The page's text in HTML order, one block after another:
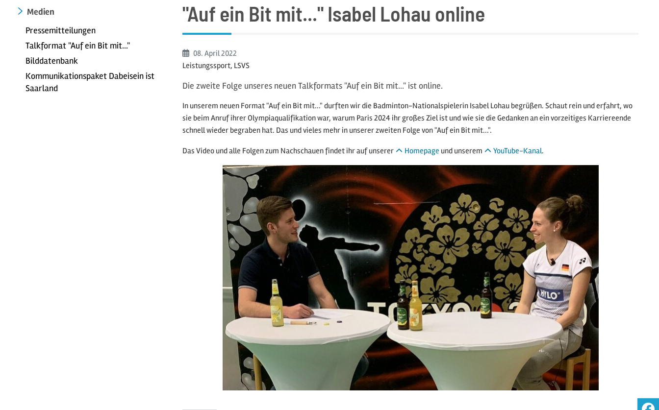
Medien
Pressemitteilungen
Talkformat "Auf ein Bit mit..."
Bilddatenbank
Kommunikationspaket Dabeisein ist
Saarland
"Auf ein Bit mit..." Isabel Lohau online
Beginn:
08. April2022
Leistungssport, LSVS
Die zweite Folge unseres neuen Talkformats "Auf ein Bit mit..." ist online.
In unserem neuen Format "Auf ein Bit mit..." durften wir die Badminton-Nationalspielerin Isabel Lohau begrüßen. Schaut rein und erfahrt, wo
sie beim Anruf ihrer Olympiaqualifikation war, warum Paris 2024 ihr großes Ziel ist und wie sie die Gedanken an ein vorzeitiges Karriereende
schnell wieder begraben hat. Das und vieles mehr in unserer zweiten Folge von "Auf ein Bit mit...".
Das Video und alle Folgen zum Nachschauen findet ihr auf unserer Homepage und unserem YouTube-Kanal.